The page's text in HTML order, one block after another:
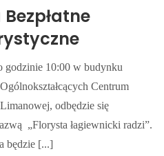
godzinie 10:00 w budynku
Centrum
odbędzie się
„Florysta łagiewnicki radzi”.
będzie [...]